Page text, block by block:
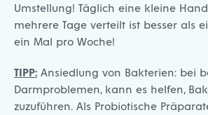
Umstellung! Täglich eine kleine
mehrere Tage verteilt ist besser als
ein Mal pro Woche!
TIPP: Ansiedlung von Bakterien: bei
Darmproblemen, kann es helfen,
zuzuführen. Als Probiotische